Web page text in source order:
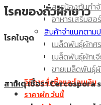
เมล็ดพันธุ์ม
เมล็ดพันธุ์
เมล็ดพันธุ์มะ
เมล็ด กะห
สารป้องกันกำ
อาหารเสริมฮอ
สินค้าจำแนกตาม
เมล็ดพันธุ์ผักศ
เมล็ดพันธุ์ผักเจี
ขายเมล็ดพันธุ์
วิธีการสั่งซื้อและโอนเงิน
ราคาผัก วันนี้
โรคของถั่วฝักยาว
โรคใบจุด
สาเหตุเชื้อรา Cercospora